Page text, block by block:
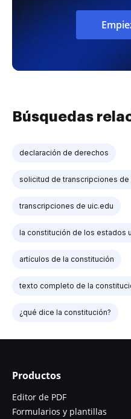
Búsquedas
declaración de derechos
solicitud de transcripciones de
transcripciones de uic.edu
la constitución de los estados
artículos de la constitución
texto completo de la
¿qué dice la constitución?
Productos
Editor de PDF
Formularios y plantillas